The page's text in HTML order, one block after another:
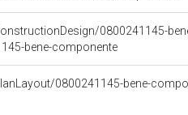
bene-componente
0800241145-bene-